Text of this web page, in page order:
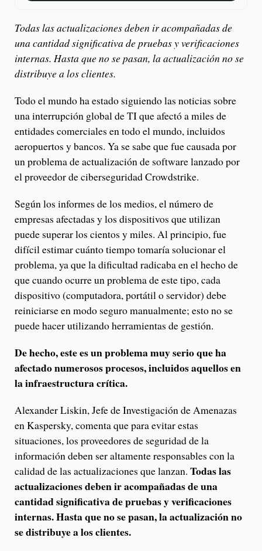
Todas las actualizaciones deben ir acompañadas de
una cantidad significativa de pruebas y verificaciones
internas. Hasta que no se pasan, la actualización no se
distribuye a los clientes.
Todo el mundo ha estado siguiendo las noticias sobre
una interrupción global de TI que afectó a miles de
entidades comerciales en todo el mundo, incluidos
aeropuertos y bancos. Ya se sabe que fue causada por
un problema de actualización de software lanzado por
el proveedor de ciberseguridad Crowdstrike.
Según los informes de los medios, el número de
empresas afectadas y los dispositivos que utilizan
puede superar los cientos y miles. Al principio, fue
difícil estimar cuánto tiempo tomaría solucionar el
problema, ya que la dificultad radicaba en el hecho de
que cuando ocurre un problema de este tipo, cada
dispositivo (computadora, portátil o servidor) debe
reiniciarse en modo seguro manualmente; esto no se
puede hacer utilizando herramientas de gestión.
De hecho, este es un problema muy serio que ha
afectado numerosos procesos, incluidos aquellos en
la infraestructura crítica.
Alexander Liskin, Jefe de Investigación de Amenazas
en Kaspersky, comenta que para evitar estas
situaciones, los proveedores de seguridad de la
información deben ser altamente responsables con la
calidad de las actualizaciones que lanzan. Todas las
actualizaciones deben ir acompañadas de una
cantidad significativa de pruebas y verificaciones
internas. Hasta que no se pasan, la actualización no
se distribuye a los clientes.